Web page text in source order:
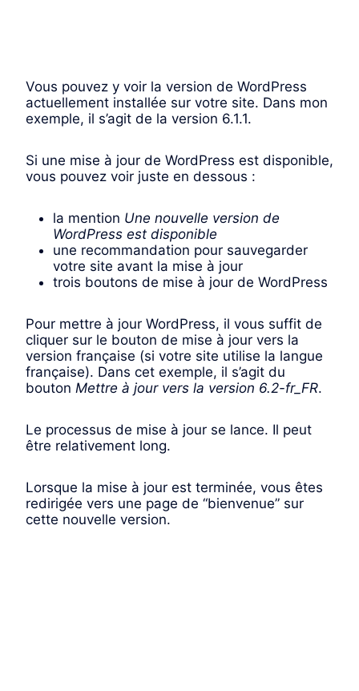
Vous pouvez y voir la version de WordPress
actuellement installée sur votre site. Dans mon
exemple, il s’agit de la version 6.1.1.
Si une mise à jour de WordPress est disponible,
vous pouvez voir juste en dessous :
la mention Une nouvelle version de
WordPress est disponible
une recommandation pour sauvegarder
votre site avant la mise à jour
trois boutons de mise à jour de WordPress
Pour mettre à jour WordPress, il vous suffit de
cliquer sur le bouton de mise à jour vers la
version française (si votre site utilise la langue
française). Dans cet exemple, il s’agit du
bouton Mettre à jour vers la version 6.2-fr_FR.
Le processus de mise à jour se lance. Il peut
être relativement long.
Lorsque la mise à jour est terminée, vous êtes
redirigée vers une page de “bienvenue” sur
cette nouvelle version.